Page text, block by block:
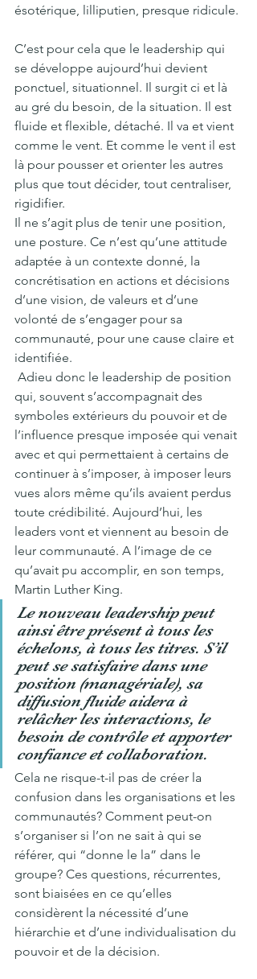
ésotérique, lilliputien, presque ridicule.
C’est pour cela que le leadership qui
se développe aujourd’hui devient
ponctuel, situationnel. Il surgit ci et là
au gré du besoin, de la situation. Il est
fluide et flexible, détaché. Il va et vient
comme le vent. Et comme le vent il est
là pour pousser et orienter les autres
plus que tout décider, tout centraliser,
rigidifier.
Il ne s’agit plus de tenir une position,
une posture. Ce n’est qu’une attitude
adaptée à un contexte donné, la
concrétisation en actions et décisions
d’une vision, de valeurs et d’une
volonté de s’engager pour sa
communauté, pour une cause claire et
identifiée.
qui, souvent s’accompagnait des
symboles extérieurs du pouvoir et de
l’influence presque imposée qui venait
avec et qui permettaient à certains de
continuer à s’imposer, à imposer leurs
vues alors même qu’ils avaient perdus
toute crédibilité. Aujourd’hui, les
leaders vont et viennent au besoin de
leur communauté. A l’image de ce
qu’avait pu accomplir, en son temps,
Martin Luther King.
Le nouveau leadership peut
ainsi être présent à tous les
échelons, à tous les titres. S’il
peut se satisfaire dans une
position (managériale), sa
diffusion fluide aidera à
relâcher les interactions, le
besoin de contrôle et apporter
confiance et collaboration.
Cela ne risque-t-il pas de créer la
confusion dans les organisations et les
communautés? Comment peut-on
s’organiser si l’on ne sait à qui se
référer, qui “donne le la” dans le
groupe? Ces questions, récurrentes,
sont biaisées en ce qu’elles
considèrent la nécessité d’une
hiérarchie et d’une individualisation du
pouvoir et de la décision.